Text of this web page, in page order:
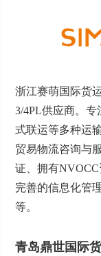
浙江赛萌国际货
3/4PL供应商。
式联运等多种运
贸易物流咨询与
证、拥有
完善的信息化管
等。
青岛鼎世国际